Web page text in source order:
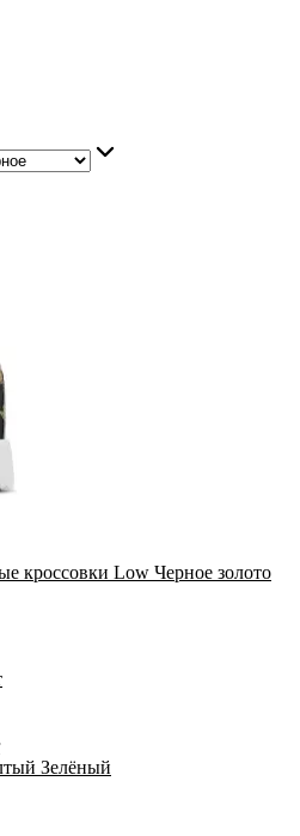
кроссовки Low Черное золото
Зелёный